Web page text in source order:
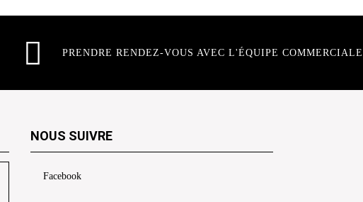
PRENDRE RENDEZ-VOUS AVEC L'ÉQUIPE COMMERCIALE
NOUS SUIVRE
Facebook